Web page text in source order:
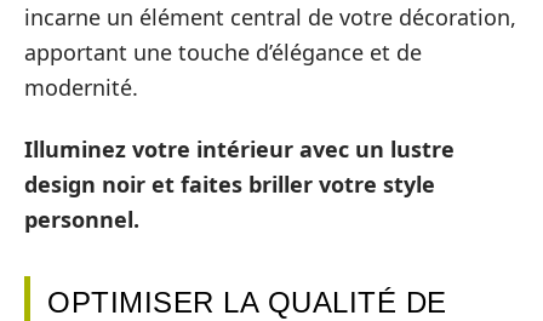
incarne un élément central de votre décoration,
apportant une touche d’élégance et de
modernité.
Illuminez votre intérieur avec un lustre
design noir et faites briller votre style
personnel.
OPTIMISER LA QUALITÉ DE